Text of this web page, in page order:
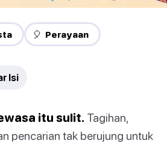
🎈 Perayaan
Isi
itu sulit. Tagihan,
pencarian tak berujung untuk